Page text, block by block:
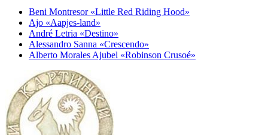
Beni Montresor «Little Red Riding Hood»
Ajo «Aapjes-land»
André Letria «Destino»
Alessandro Sanna «Crescendo»
Alberto Morales Ajubel «Robinson Crusoé»